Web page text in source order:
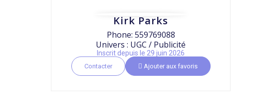
Kirk Parks
Phone: 559769088
Univers : UGC / Publicité
Inscrit depuis le 29 juin 2026
Contacter Ajouter aux favoris